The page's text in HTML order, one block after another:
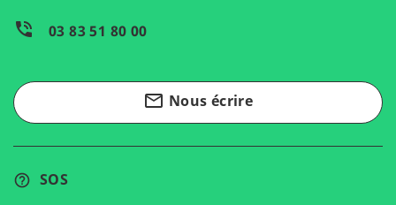
phone_in_talk 03 83 51 80 00
mail_outline Nous écrire
SOS